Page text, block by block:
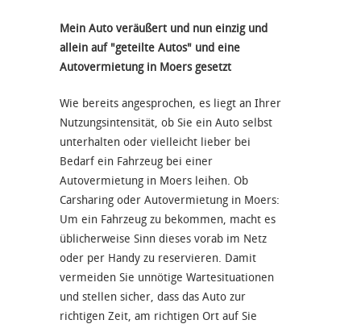
Mein Auto veräußert und nun einzig und
allein auf "geteilte Autos" und eine
Autovermietung in Moers gesetzt
Wie bereits angesprochen, es liegt an Ihrer
Nutzungsintensität, ob Sie ein Auto selbst
unterhalten oder vielleicht lieber bei
Bedarf ein Fahrzeug bei einer
Autovermietung in Moers leihen. Ob
Carsharing oder Autovermietung in Moers:
Um ein Fahrzeug zu bekommen, macht es
üblicherweise Sinn dieses vorab im Netz
oder per Handy zu reservieren. Damit
vermeiden Sie unnötige Wartesituationen
und stellen sicher, dass das Auto zur
richtigen Zeit, am richtigen Ort auf Sie